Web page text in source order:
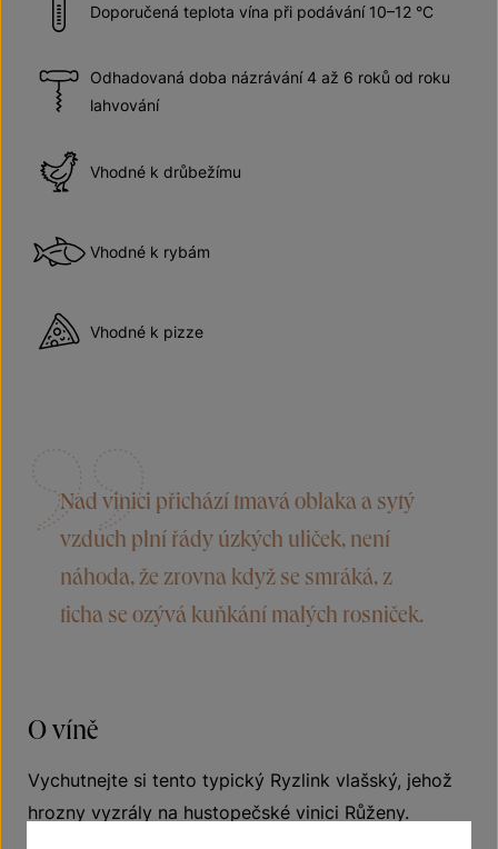
Doporučená teplota vína při podávání 10–12 °C
Odhadovaná doba názrávání 4 až 6 roků od roku
lahvování
Vhodné k drůbežímu
Vhodné k rybám
Vhodné k pizze
Nad vinici přichází tmavá oblaka a sytý
vzduch plní řády úzkých uliček, není
náhoda, že zrovna když se smráká, z
ticha se ozývá kuňkání malých rosniček.
O víně
Vychutnejte si tento typický Ryzlink vlašský, jehož
hrozny vyzrály na hustopečské vinici Růženy.